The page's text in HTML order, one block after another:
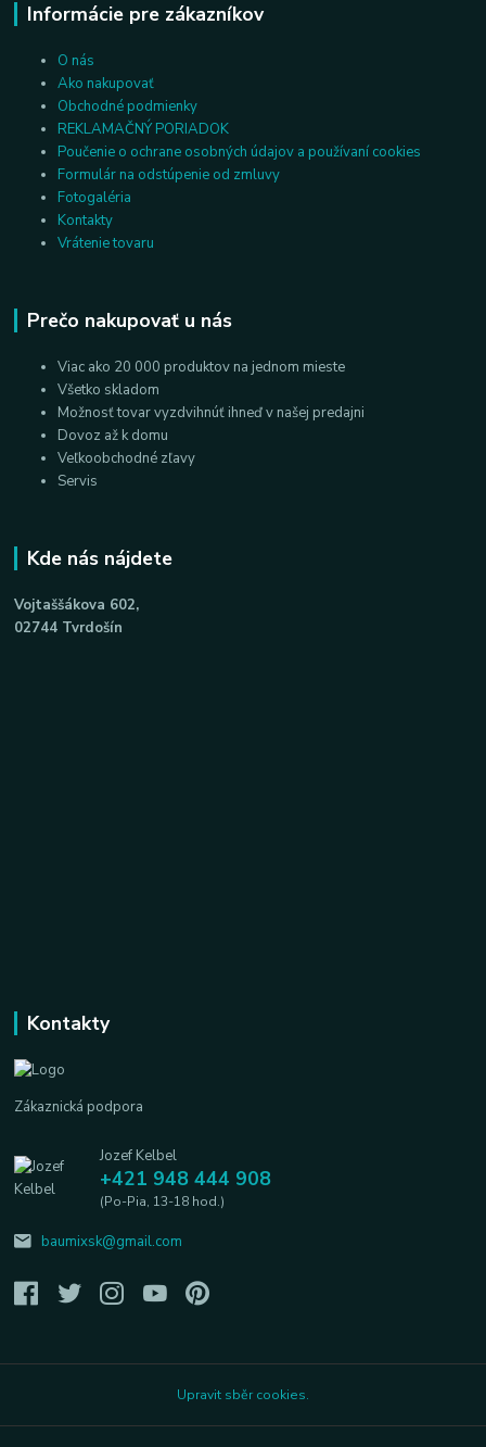
Informácie pre zákazníkov
O nás
Ako nakupovať
Obchodné podmienky
REKLAMAČNÝ PORIADOK
Poučenie o ochrane osobných údajov a používaní cookies
Formulár na odstúpenie od zmluvy
Fotogaléria
Kontakty
Vrátenie tovaru
Prečo nakupovať u nás
Viac ako 20 000 produktov na jednom mieste
Všetko skladom
Možnosť tovar vyzdvihnúť ihneď v našej predajni
Dovoz až k domu
Veľkoobchodné zľavy
Servis
Kde nás nájdete
Vojtaššákova 602,
02744 Tvrdošín
Kontakty
Zákaznická podpora
Jozef Kelbel
+421 948 444 908
(Po-Pia, 13-18 hod.)
baumixsk@gmail.com
Upravit sběr cookies.